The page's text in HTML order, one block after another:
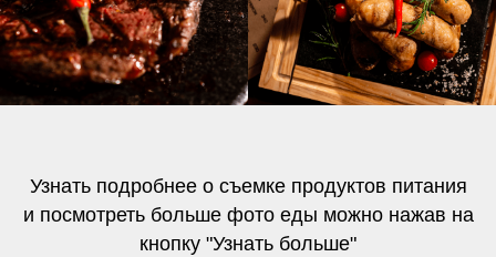
Узнать подробнее о съемке продуктов питания
и посмотреть больше фото еды можно нажав на
кнопку "Узнать больше"